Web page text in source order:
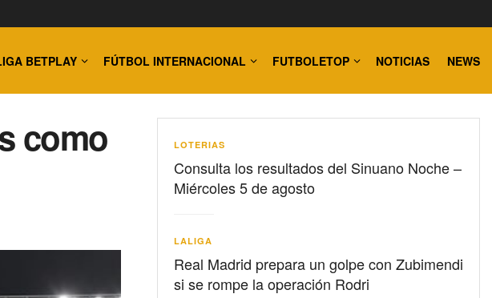
BETPLAY FÚTBOL INTERNACIONAL FUTBOLETOP NOTICIAS NEWS
como
LOTERIAS
Consulta los resultados del Sinuano Noche –
Miércoles 5 de agosto
LALIGA
Real Madrid prepara un golpe con Zubimendi
si se rompe la operación Rodri